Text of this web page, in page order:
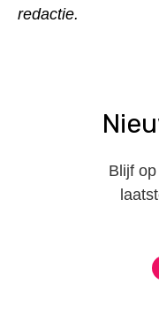
redactie.
Blijf